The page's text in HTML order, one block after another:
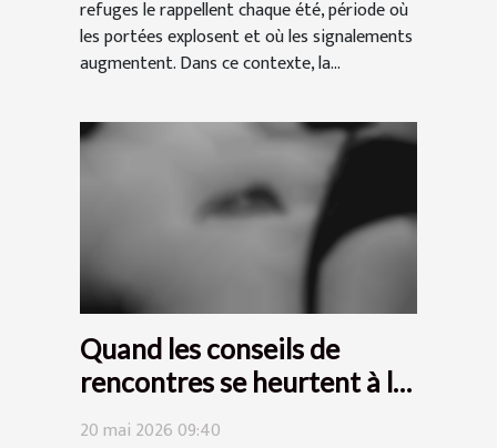
refuges le rappellent chaque été, période où
les portées explosent et où les signalements
augmentent. Dans ce contexte, la...
Quand les conseils de
rencontres se heurtent à la
réalité des profils urbains
20 mai 2026 09:40